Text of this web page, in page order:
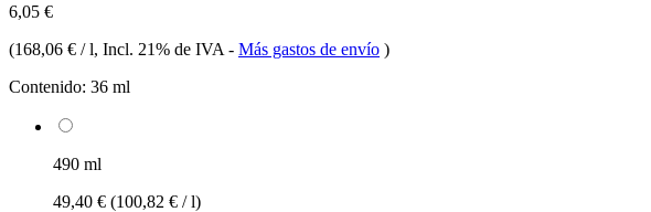
6,05 €
(168,06 € / l, Incl. 21% de IVA - Más gastos de envío )
Contenido: 36 ml
490 ml
49,40 € (100,82 € / l)